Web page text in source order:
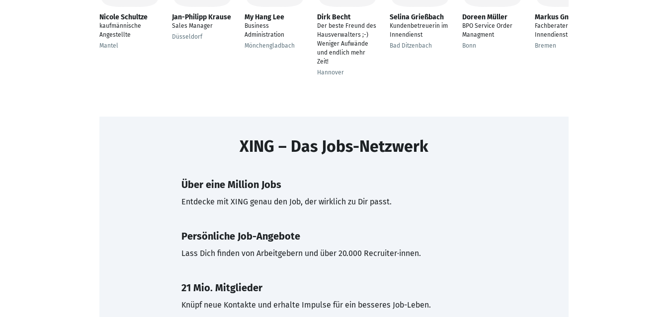
Nicole Schultze
kaufmännische
Angestellte
Mantel
Jan-Philipp Krause
Sales Manager
Düsseldorf
My Hang Lee
Business
Administration
Mönchengladbach
Dirk Becht
Der beste Freund des
Hausverwalters ;-)
Weniger Aufwände
und endlich mehr
Zeit!
Hannover
Selina Grießbach
Kundenbetreuerin im
Innendienst
Bad Ditzenbach
Doreen Müller
BPO Service Order
Managment
Bonn
Markus Gnirke
Fachberater
Innendienst
Bremen
XING – Das Jobs-Netzwerk
Über eine Million Jobs
Entdecke mit XING genau den Job, der wirklich zu Dir passt.
Persönliche Job-Angebote
Lass Dich finden von Arbeitgebern und über 20.000 Recruiter·innen.
21 Mio. Mitglieder
Knüpf neue Kontakte und erhalte Impulse für ein besseres Job-Leben.